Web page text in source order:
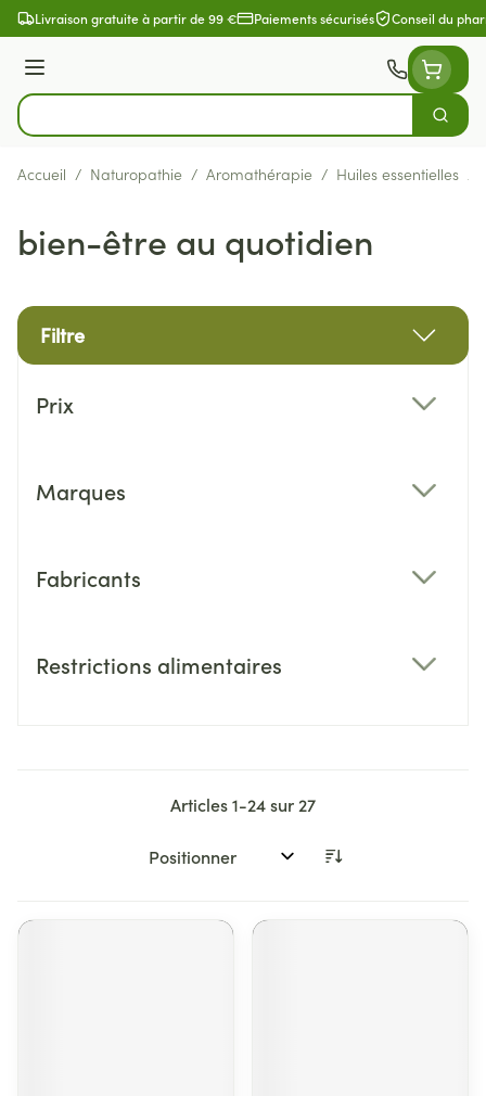
Aller au contenu
Livraison gratuite à partir de 99 € Paiements sécurisés Conseil du
Menu
Rechercher
Accueil / Naturopathie / Aromathérapie / Huiles essentielles /
bien-être au quotidien
Filtre
Prix
Marques
Fabricants
Restrictions alimentaires
Articles1-24sur 27
Trier par: